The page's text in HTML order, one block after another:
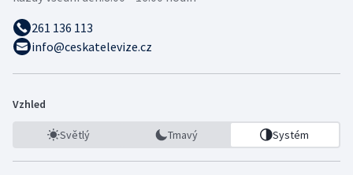
261 136 113
info@ceskatelevize.cz
Vzhled
Světlý Tmavý Systém